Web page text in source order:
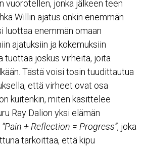
vuorotellen, jonka jälkeen teen
Willin ajatus onkin enemmän
luottaa enemmän omaan
ajatuksiin ja kokemuksiin
tuottaa joskus virheitä, joita
Tästä voisi tosin tuudittautua
että virheet ovat osa
kuitenkin, miten käsittelee
Ray Dalion yksi elämän
“Pain + Reflection = Progress”, joka
tarkoittaa, että kipu